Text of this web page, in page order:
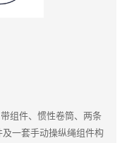
组件、惯性卷筒、两条
一套手动操纵绳组件构